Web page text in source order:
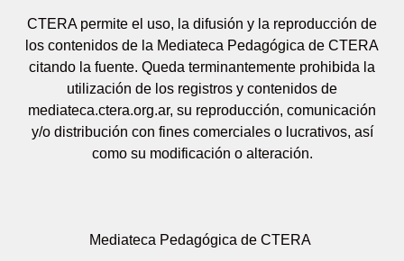
CTERA permite el uso, la difusión y la reproducción de
los contenidos de la Mediateca Pedagógica de CTERA
citando la fuente. Queda terminantemente prohibida la
utilización de los registros y contenidos de
mediateca.ctera.org.ar, su reproducción, comunicación
y/o distribución con fines comerciales o lucrativos, así
como su modificación o alteración.
Mediateca Pedagógica de CTERA